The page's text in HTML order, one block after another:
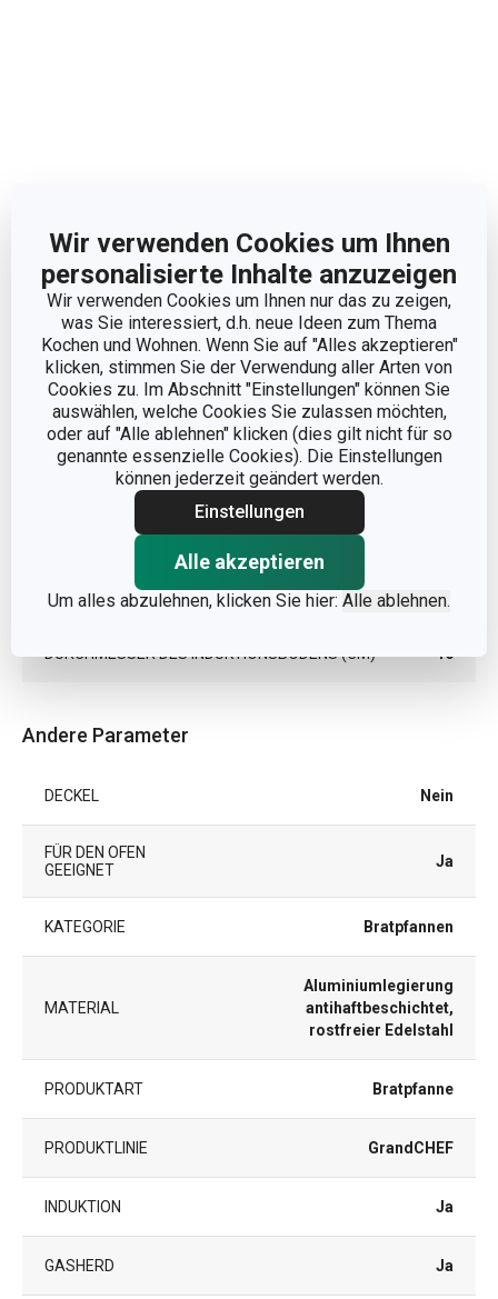
Wir verwenden Cookies um Ihnen
personalisierte Inhalte anzuzeigen
Wir verwenden Cookies um Ihnen nur das zu zeigen,
was Sie interessiert, d.h. neue Ideen zum Thema
Kochen und Wohnen. Wenn Sie auf "Alles akzeptieren"
klicken, stimmen Sie der Verwendung aller Arten von
Cookies zu. Im Abschnitt "Einstellungen" können Sie
auswählen, welche Cookies Sie zulassen möchten,
oder auf "Alle ablehnen" klicken (dies gilt nicht für so
genannte essenzielle Cookies). Die Einstellungen
können jederzeit geändert werden.
Einstellungen
Alle akzeptieren
Um alles abzulehnen, klicken Sie hier: Alle ablehnen.
Abmessungen
PRODUKTHÖHE (CM)
PRODUKTLÄNGE (CM)
DURCHMESSER (CM) 24
DURCHMESSER DES INDUKTIONSBODENS (CM) 16
Andere Parameter
DECKEL Nein
FÜR DEN OFEN
GEEIGNET
Ja
KATEGORIE Bratpfannen
MATERIAL
Aluminiumlegierung
antihaftbeschichtet,
rostfreier Edelstahl
PRODUKTART Bratpfanne
PRODUKTLINIE GrandCHEF
INDUKTION Ja
GASHERD Ja